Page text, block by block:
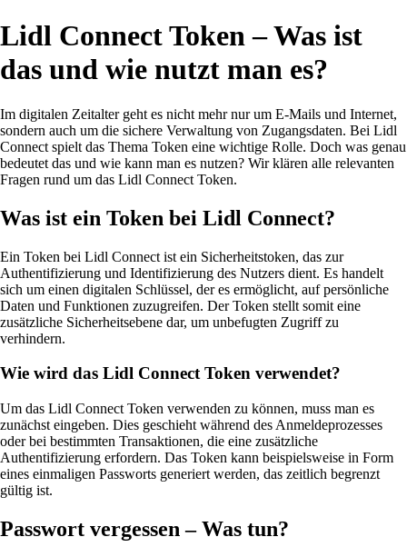
Lidl Connect Token – Was ist
das und wie nutzt man es?
Im digitalen Zeitalter geht es nicht mehr nur um E-Mails und Internet,
sondern auch um die sichere Verwaltung von Zugangsdaten. Bei Lidl
Connect spielt das Thema Token eine wichtige Rolle. Doch was genau
bedeutet das und wie kann man es nutzen? Wir klären alle relevanten
Fragen rund um das Lidl Connect Token.
Was ist ein Token bei Lidl Connect?
Ein Token bei Lidl Connect ist ein Sicherheitstoken, das zur
Authentifizierung und Identifizierung des Nutzers dient. Es handelt
sich um einen digitalen Schlüssel, der es ermöglicht, auf persönliche
Daten und Funktionen zuzugreifen. Der Token stellt somit eine
zusätzliche Sicherheitsebene dar, um unbefugten Zugriff zu
verhindern.
Wie wird das Lidl Connect Token verwendet?
Um das Lidl Connect Token verwenden zu können, muss man es
zunächst eingeben. Dies geschieht während des Anmeldeprozesses
oder bei bestimmten Transaktionen, die eine zusätzliche
Authentifizierung erfordern. Das Token kann beispielsweise in Form
eines einmaligen Passworts generiert werden, das zeitlich begrenzt
gültig ist.
Passwort vergessen – Was tun?